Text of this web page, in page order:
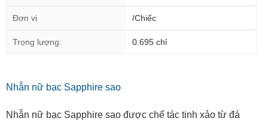
Đơn vị /Chiếc
Trọng lượng: 0.695 chỉ
Nhẫn nữ bạc Sapphire sao
Nhẫn nữ bạc Sapphire sao được chế tác tinh xảo từ đá